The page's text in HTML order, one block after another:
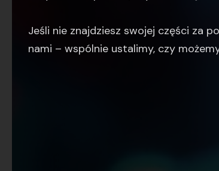
Jeśli nie znajdziesz swojej części za
nami – wspólnie ustalimy, czy